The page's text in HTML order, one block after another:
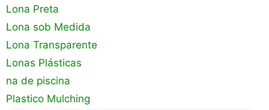
Lona Preta
Lona sob Medida
Lona Transparente
Lonas Plásticas
na de piscina
Plastico Mulching